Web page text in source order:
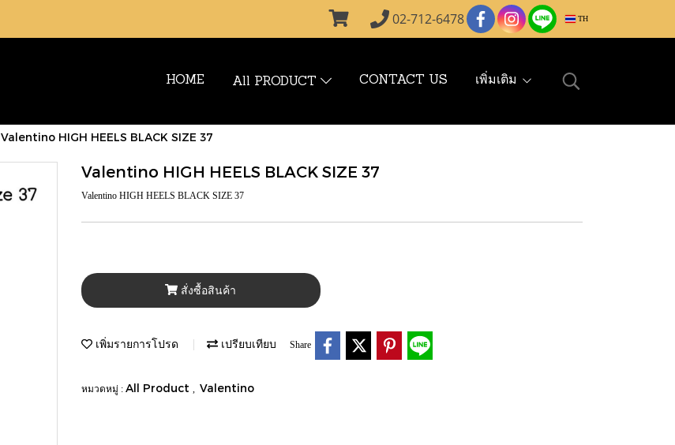
02-712-6478 TH
HOME All PRODUCT CONTACT US เพิ่มเติม
Valentino HIGH HEELS BLACK SIZE 37
Valentino HIGH HEELS BLACK SIZE 37
Valentino HIGH HEELS BLACK SIZE 37
สั่งซื้อสินค้า
เพิ่มรายการโปรด เปรียบเทียบ Share
หมวดหมู่ : All Product Valentino